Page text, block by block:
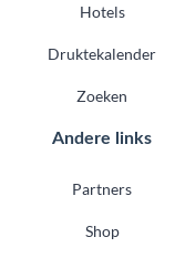
Hotels
Druktekalender
Zoeken
Andere links
Partners
Shop